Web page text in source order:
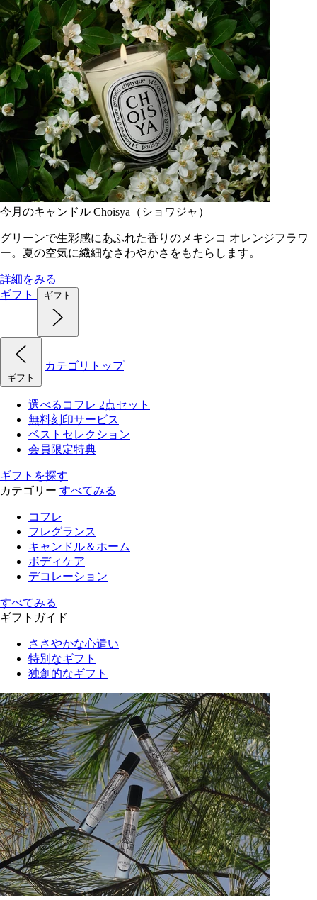
今月のキャンドル Choisya（ショワジャ）
グリーンで生彩感にあふれた香りのメキシコ オレンジフラワ
ー。夏の空気に繊細なさわやかさをもたらします。
詳細をみる
ギフト
ギフト
ギフト
カテゴリトップ
選べるコフレ 2点セット
無料刻印サービス
ベストセレクション
会員限定特典
ギフトを探す
カテゴリー すべてみる
コフレ
フレグランス
キャンドル＆ホーム
ボディケア
デコレーション
すべてみる
ギフトガイド
ささやかな心遣い
特別なギフト
独創的なギフト